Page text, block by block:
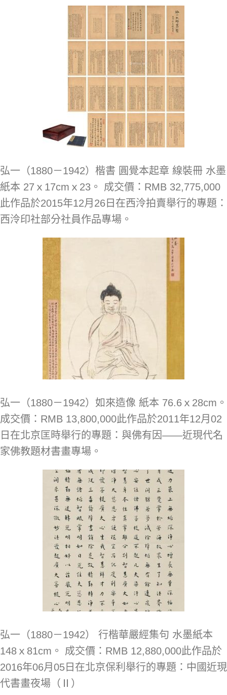
弘一（1880－1942）楷書 圓覺本起章 線裝冊 水墨
紙本 27ｘ17cmｘ23。 成交價：RMB 32,775,000
此作品於2015年12月26日在西泠拍賣舉行的專題：
西泠印社部分社員作品專場。
弘一（1880－1942）如來造像 紙本 76.6ｘ28cm。
成交價：RMB 13,800,000此作品於2011年12月02
日在北京匡時舉行的專題：與佛有因——近現代名
家佛教題材書畫專場。
弘一（1880－1942） 行楷華嚴經集句 水墨紙本
148ｘ81cm。 成交價：RMB 12,880,000此作品於
2016年06月05日在北京保利舉行的專題：中國近現
代書畫夜場（Ⅱ）